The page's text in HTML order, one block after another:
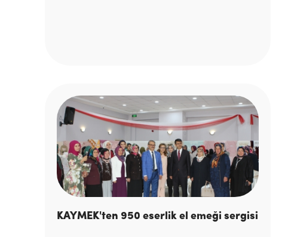
KAYMEK'ten 950 eserlik el emeği sergisi